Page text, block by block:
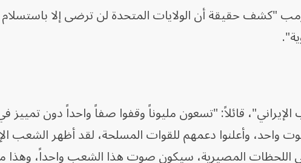
"كشف حقيقة أن الولايات المتحدة لن ترضى إلا باستسلام
قائلاً: "تسعون مليوناً وقفوا صفاً واحداً دون تمييز
واحد، وأعلنوا دعمهم للقوات المسلحة، لقد أظهر الشعب
اللحظات المصيرية، سيكون صوت هذا الشعب واحداً،